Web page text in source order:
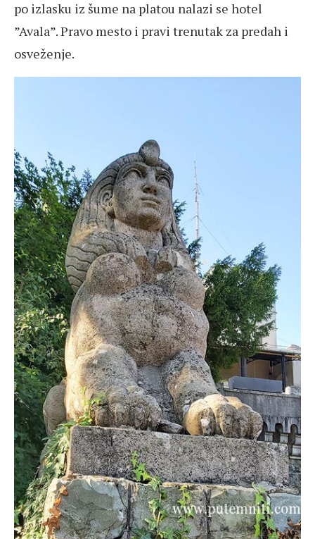
po izlasku iz šume na platou nalazi se hotel
”Avala”. Pravo mesto i pravi trenutak za predah i
osveženje.